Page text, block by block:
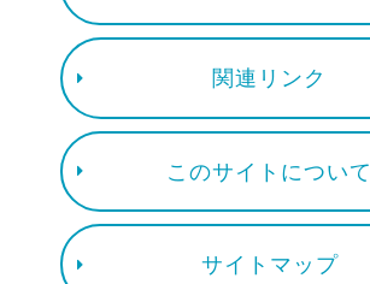
関連リンク
このサイトについて
サイトマップ